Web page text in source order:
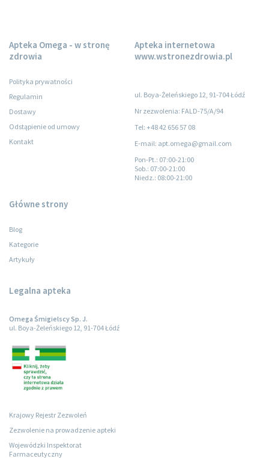
Apteka Omega - w stronę
zdrowia
Polityka prywatności
Regulamin
Dostawy
Odstąpienie od umowy
Kontakt
Apteka internetowa
www.wstronezdrowia.pl
ul. Boya-Żeleńskiego 12, 91-704 Łódź
Nr zezwolenia: FALD-75/A/94
Tel: +48 42 656 57 08
E-mail: apt.omega@gmail.com
Pon-Pt.: 07:00-21:00
Sob.: 07:00-21:00
Niedz.: 08:00-21:00
Główne strony
Blog
Kategorie
Artykuły
Legalna apteka
Omega Śmigielscy Sp. J.
ul. Boya-Żeleńskiego 12, 91-704 Łódź
Krajowy Rejestr Zezwoleń
Zezwolenie na prowadzenie apteki
Wojewódzki Inspektorat
Farmaceutyczny